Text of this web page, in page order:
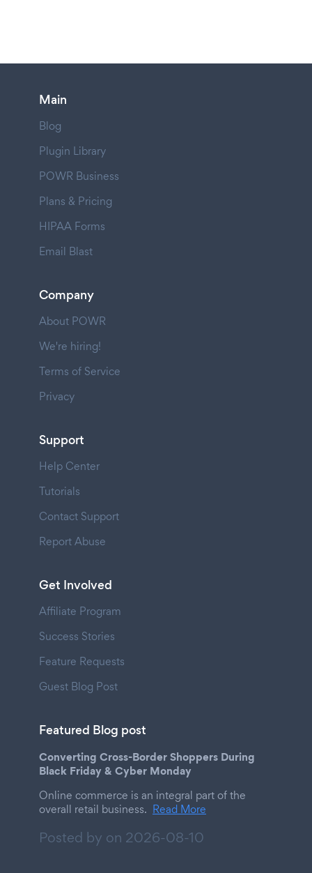
Main
Blog
Plugin Library
POWR Business
Plans & Pricing
HIPAA Forms
Email Blast
Company
About POWR
We're hiring!
Terms of Service
Privacy
Support
Help Center
Tutorials
Contact Support
Report Abuse
Get Involved
Affiliate Program
Success Stories
Feature Requests
Guest Blog Post
Featured Blog post
Converting Cross-Border Shoppers During
Black Friday & Cyber Monday
Online commerce is an integral part of the
overall retail business. Read More
Posted by on 2026-08-10